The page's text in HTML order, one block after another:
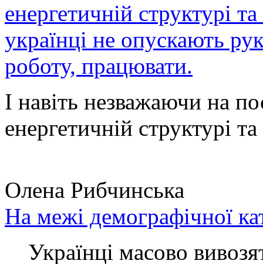
енергетичній структурі
українці не опускають
роботу, працювати.
І навіть незважаючи на
енергетичній структурі
Олена Рибчинська
На межі демографічної
Українці масово